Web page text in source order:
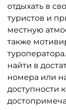
отдыхать в
туристов и
местную
также
найти в
номера или
доступности